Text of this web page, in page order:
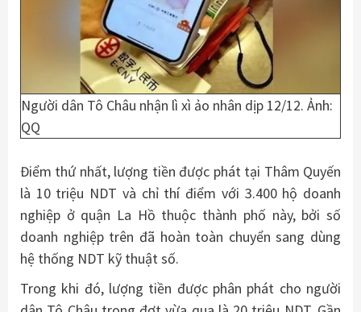
Người dân Tô Châu nhận lì xì ảo nhân dịp 12/12. Ảnh:
QQ
Điểm thứ nhất, lượng tiền được phát tại Thâm Quyến
là 10 triệu NDT và chỉ thí điểm với 3.400 hộ doanh
nghiệp ở quận La Hồ thuộc thành phố này, bởi số
doanh nghiệp trên đã hoàn toàn chuyển sang dùng
hệ thống NDT kỹ thuật số.
Trong khi đó, lượng tiền được phân phát cho người